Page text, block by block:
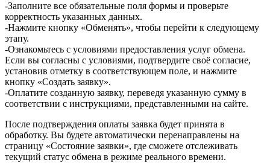
-Заполните все обязательные поля формы и проверьте
корректность указанных данных.
-Нажмите кнопку «Обменять», чтобы перейти к следующему
этапу.
-Ознакомьтесь с условиями предоставления услуг обмена.
Если вы согласны с условиями, подтвердите своё согласие,
установив отметку в соответствующем поле, и нажмите
кнопку «Создать заявку».
-Оплатите созданную заявку, переведя указанную сумму в
соответствии с инструкциями, представленными на сайте.
После подтверждения оплаты заявка будет принята в
обработку. Вы будете автоматически перенаправлены на
страницу «Состояние заявки», где сможете отслеживать
текущий статус обмена в режиме реального времени.